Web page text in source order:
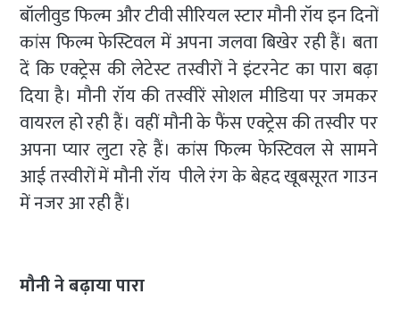
बॉलीवुड फिल्म और टीवी सीरियल स्टार मौनी रॉय इन दिनों
कांस फिल्म फेस्टिवल में अपना जलवा बिखेर रही हैं। बता
दें कि एक्ट्रेस की लेटेस्ट तस्वीरों ने इंटरनेट का पारा बढ़ा
दिया है। मौनी रॉय की तस्वीरें सोशल मीडिया पर जमकर
वायरल हो रही हैं। वहीं मौनी के फैंस एक्ट्रेस की तस्वीर पर
अपना प्यार लुटा रहे हैं। कांस फिल्म फेस्टिवल से सामने
आई तस्वीरों में मौनी रॉय पीले रंग के बेहद खूबसूरत गाउन
में नजर आ रही हैं।
मौनी ने बढ़ाया पारा